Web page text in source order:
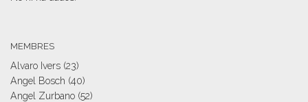
MEMBRES
Alvaro Ivers (23)
Angel Bosch (40)
Angel Zurbano (52)